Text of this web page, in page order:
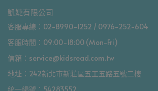
凱婕有限公司
客服專線：02-8990-1252 / 0976-252-604
客服時間：09:00-18:00 (Mon-Fri)
信箱：service@kidsread.com.tw
地址：242新北市新莊區五工五路五號二樓